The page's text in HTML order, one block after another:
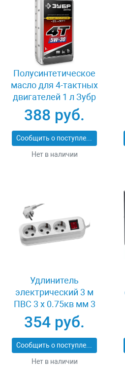
Полусинтетическое
масло для 4-тактных
двигателей 1 л Зубр
EXTRA 4Т-5W30
70612-1
388 руб.
Сообщить о поступлении
Нет в наличии
Удлинитель
электрический 3 м
ПВС 3 х 0.75кв мм 3
гнезда Сибин 55036-3
354 руб.
Сообщить о поступлении
Нет в наличии